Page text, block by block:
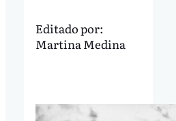
Editado por:
Martina Medina